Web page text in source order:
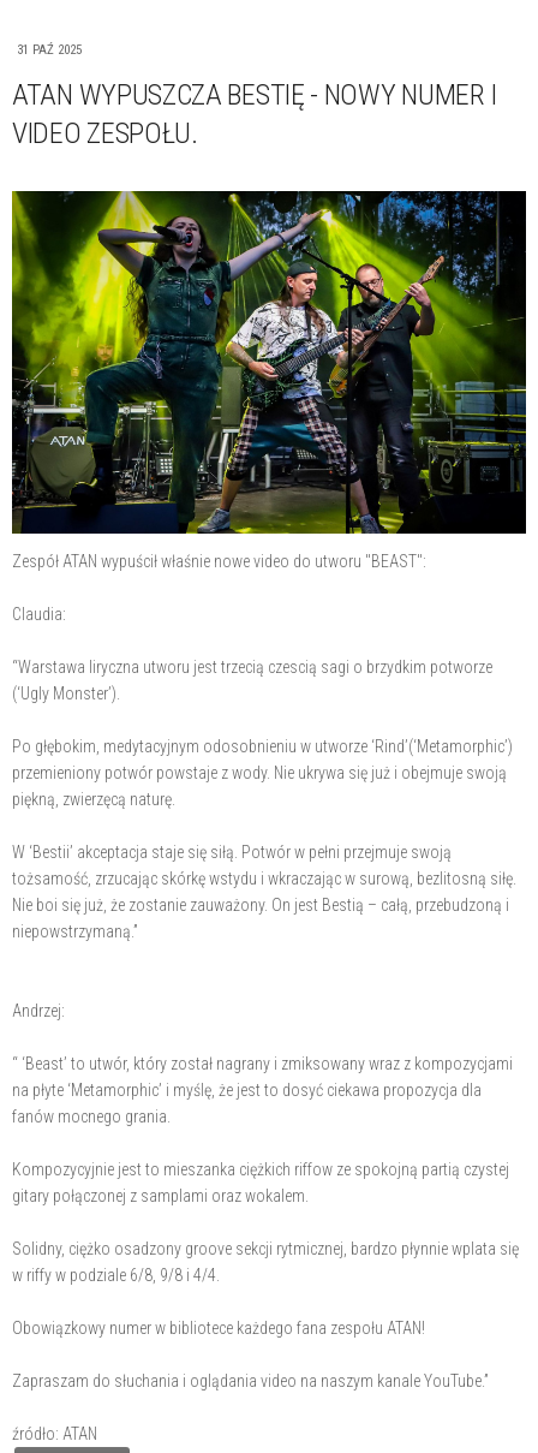
31 PAŹ 2025
ATAN WYPUSZCZA BESTIĘ - NOWY NUMER I
VIDEO ZESPOŁU.
Zespół ATAN wypuścił właśnie nowe video do utworu "BEAST":
Claudia:
“Warstawa liryczna utworu jest trzecią czescią sagi o brzydkim potworze
(‘Ugly Monster’).
Po głębokim, medytacyjnym odosobnieniu w utworze ‘Rind’(‘Metamorphic’)
przemieniony potwór powstaje z wody. Nie ukrywa się już i obejmuje swoją
piękną, zwierzęcą naturę.
W ‘Bestii’ akceptacja staje się siłą. Potwór w pełni przejmuje swoją
tożsamość, zrzucając skórkę wstydu i wkraczając w surową, bezlitosną siłę.
Nie boi się już, że zostanie zauważony. On jest Bestią – całą, przebudzoną i
niepowstrzymaną.”
Andrzej:
“ ‘Beast’ to utwór, który został nagrany i zmiksowany wraz z kompozycjami
na płyte ‘Metamorphic’ i myślę, że jest to dosyć ciekawa propozycja dla
fanów mocnego grania.
Kompozycyjnie jest to mieszanka ciężkich riffow ze spokojną partią czystej
gitary połączonej z samplami oraz wokalem.
Solidny, ciężko osadzony groove sekcji rytmicznej, bardzo płynnie wplata się
w riffy w podziale 6/8, 9/8 i 4/4.
Obowiązkowy numer w bibliotece każdego fana zespołu ATAN!
Zapraszam do słuchania i oglądania video na naszym kanale YouTube.”
źródło: ATAN